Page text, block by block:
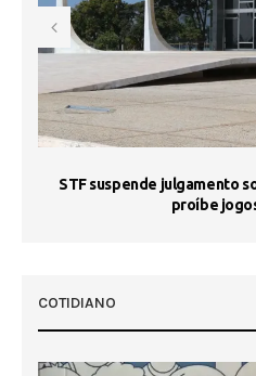
STF suspende julgamento
proíbe
COTIDIANO